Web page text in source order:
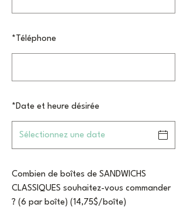
* Téléphone
*Date et heure désirée
Combien de boîtes de SANDWICHS
CLASSIQUES souhaitez-vous commander
? (6 par boîte) (14,75$/boîte)